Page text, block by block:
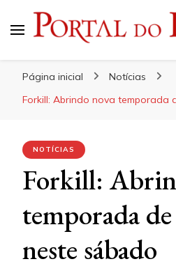
Página inicial
Notícias
Forkill: Abrindo nova temporada
NOTÍCIAS
Forkill:
temporada
neste sábado